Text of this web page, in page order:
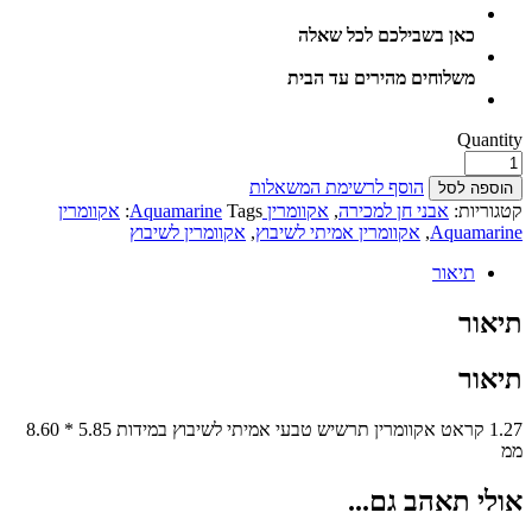
כאן בשבילכם לכל שאלה
משלוחים מהירים עד הבית
Quantity
הוספה לסל
הוסף לרשימת המשאלות
קטגוריות: אבני חן למכירה, אקוומרין Aquamarine Tags:
אקוומרין
Aquamarine
, אקוומרין אמיתי לשיבוץ, אקוומרין לשיבוץ
תיאור
תיאור
תיאור
1.27 קראט אקוומרין תרשיש טבעי אמיתי לשיבוץ במידות 5.85 * 8.60
ממ
אולי תאהב גם...